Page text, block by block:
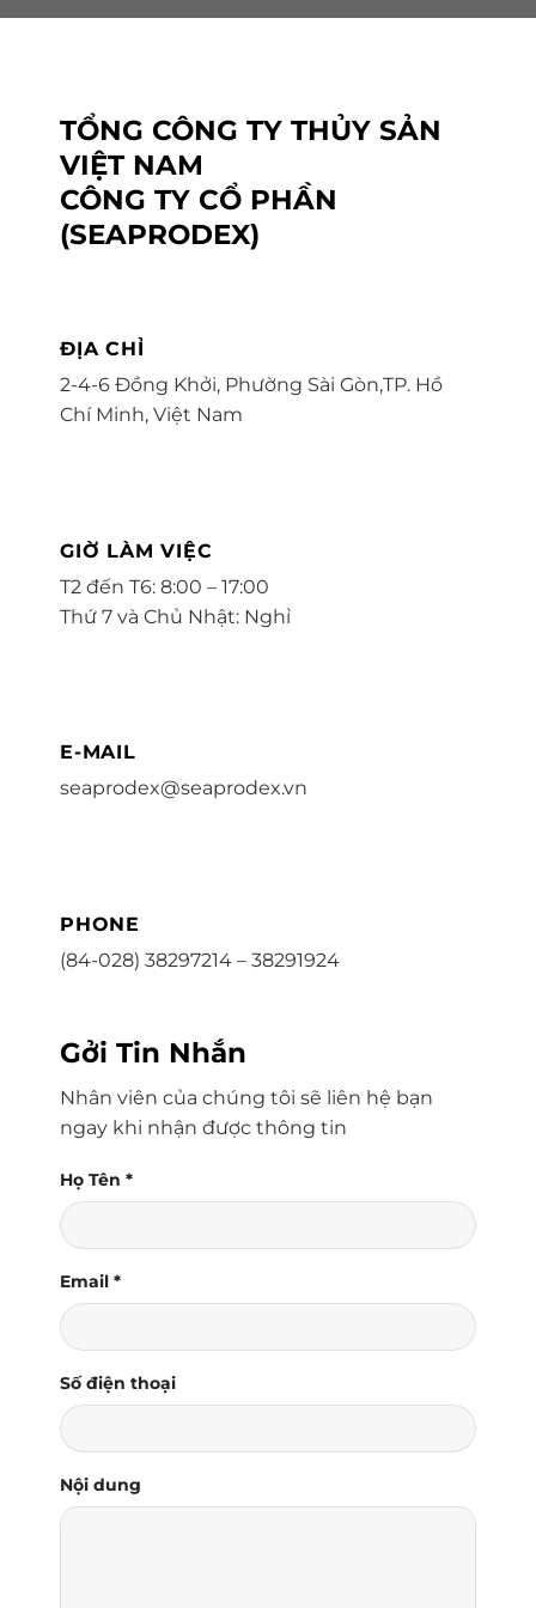
TỔNG CÔNG TY THỦY SẢN
VIỆT NAM
CÔNG TY CỔ PHẦN
(SEAPRODEX)
ĐỊA CHỈ
2-4-6 Đồng Khởi, Phường Sài Gòn,TP. Hồ
Chí Minh, Việt Nam
GIỜ LÀM VIỆC
T2 đến T6: 8:00 – 17:00
Thứ 7 và Chủ Nhật: Nghỉ
E-MAIL
seaprodex@seaprodex.vn
PHONE
(84-028) 38297214 – 38291924
Gởi Tin Nhắn
Nhân viên của chúng tôi sẽ liên hệ bạn
ngay khi nhận được thông tin
Họ Tên *
Email *
Số điện thoại
Nội dung